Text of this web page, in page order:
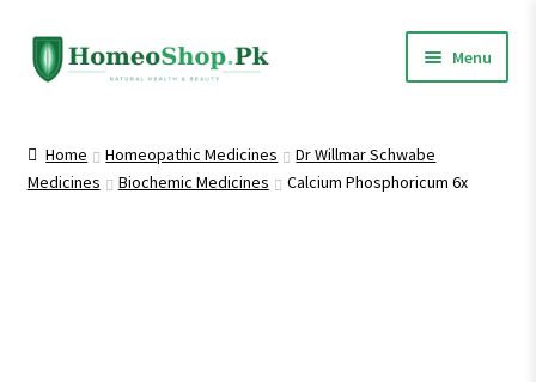
Skip
to
Skip
to
Menu
Shop All
Home Homeopathic Medicines
Dr Willmar Schwabe
Medicines
Biochemic Medicines Calcium Phosphoricum 6x